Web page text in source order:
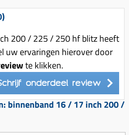
200 / 225 / 250 hf blitz heeft
uw ervaringen hierover door
te klikken.
onderdeel review
binnenband 16 / 17 inch 200 /